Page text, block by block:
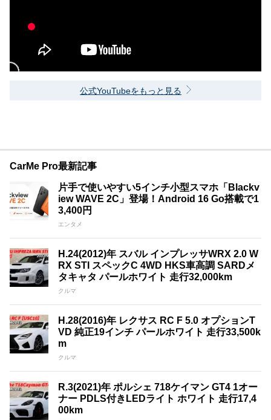
公式YouTubeをもっと見る
CarMe Pro最新記事
片手で使いやすい5インチ小型スマホ「Blackv
iew WAVE 2C」登場！Android 16 Go搭載で1
3,400円
エンタメ
H.24(2012)年 スバル インプレッサWRX 2.0 W
RX STI スペックC 4WD HKS車高調 SARDメ
タキャタ パールホワイト 走行32,000km
クルマ
H.28(2016)年 レクサス RC F 5.0 オプションT
VD 純正19インチ パールホワイト 走行33,500k
m
クルマ
R.3(2021)年 ポルシェ 718ケイマン GT4 1オー
ナー PDLS付きLEDライト ホワイト 走行17,4
00km